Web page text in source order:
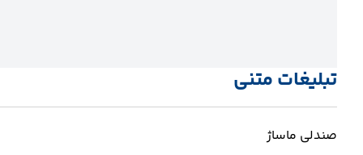
تبلیغات متنی
صندلی ماساژ